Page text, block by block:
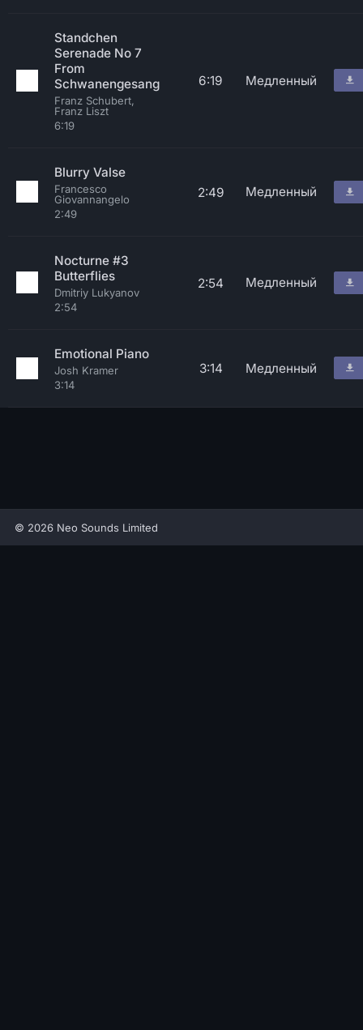
Standchen
Serenade No 7
From
Schwanengesang
Franz Schubert,
Franz Liszt
6:19
6:19 Медленный
Blurry Valse
Francesco
Giovannangelo
2:49
2:49 Медленный
Nocturne #3
Butterflies
Dmitriy Lukyanov
2:54
2:54 Медленный
Emotional Piano
Josh Kramer
3:14
3:14 Медленный
© 2026 Neo Sounds Limited